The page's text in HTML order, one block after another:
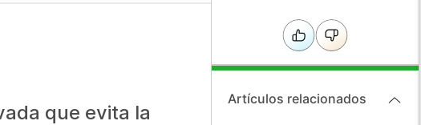
que evita la
Artículos relacionados